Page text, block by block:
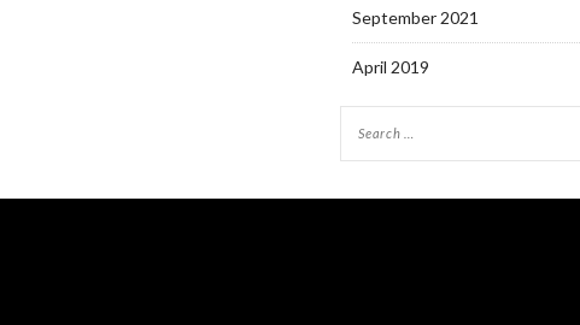
September 2021
April 2019